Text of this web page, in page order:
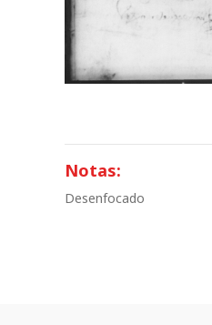
Notas:
Desenfocado